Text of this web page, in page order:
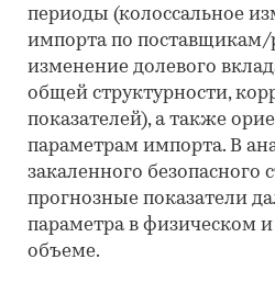
периоды (колоссальное
импорта по поставщикам/
изменение долевого
общей структурности,
показателей), а также
параметрам импорта. В
закаленного безопасного
прогнозные показатели
параметра в физическом
объеме.